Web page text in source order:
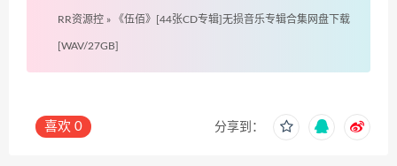
RR资源控 » 《伍佰》[44张CD专辑]无损音乐专辑合集网盘下载
[WAV/27GB]
喜欢 0 分享到：